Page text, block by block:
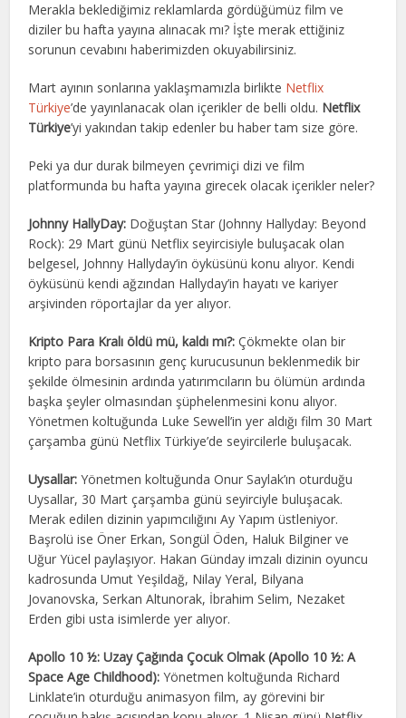
Merakla beklediğimiz reklamlarda gördüğümüz film ve
diziler bu hafta yayına alınacak mı? İşte merak ettiğiniz
sorunun cevabını haberimizden okuyabilirsiniz.
Mart ayının sonlarına yaklaşmamızla birlikte Netflix
Türkiye’de yayınlanacak olan içerikler de belli oldu. Netflix
Türkiye’yi yakından takip edenler bu haber tam size göre.
Peki ya dur durak bilmeyen çevrimiçi dizi ve film
platformunda bu hafta yayına girecek olacak içerikler neler?
Johnny HallyDay: Doğuştan Star (Johnny Hallyday: Beyond
Rock): 29 Mart günü Netflix seyircisiyle buluşacak olan
belgesel, Johnny Hallyday’in öyküsünü konu alıyor. Kendi
öyküsünü kendi ağzından Hallyday’in hayatı ve kariyer
arşivinden röportajlar da yer alıyor.
Kripto Para Kralı öldü mü, kaldı mı?:Çökmekte olan bir
kripto para borsasının genç kurucusunun beklenmedik bir
şekilde ölmesinin ardında yatırımcıların bu ölümün ardında
başka şeyler olmasından şüphelenmesini konu alıyor.
Yönetmen koltuğunda Luke Sewell’in yer aldığı film 30 Mart
çarşamba günü Netflix Türkiye’de seyircilerle buluşacak.
Uysallar:Yönetmen koltuğunda Onur Saylak’ın oturduğu
Uysallar, 30 Mart çarşamba günü seyirciyle buluşacak.
Merak edilen dizinin yapımcılığını Ay Yapım üstleniyor.
Başrolü ise Öner Erkan, Songül Öden, Haluk Bilginer ve
Uğur Yücel paylaşıyor. Hakan Günday imzalı dizinin oyuncu
kadrosunda Umut Yeşildağ, Nilay Yeral, Bilyana
Jovanovska, Serkan Altunorak, İbrahim Selim, Nezaket
Erden gibi usta isimlerde yer alıyor.
Apollo 10 ½: Uzay Çağında Çocuk Olmak (Apollo 10 ½: A
Space Age Childhood):Yönetmen koltuğunda Richard
Linklate’in oturduğu animasyon film, ay görevini bir